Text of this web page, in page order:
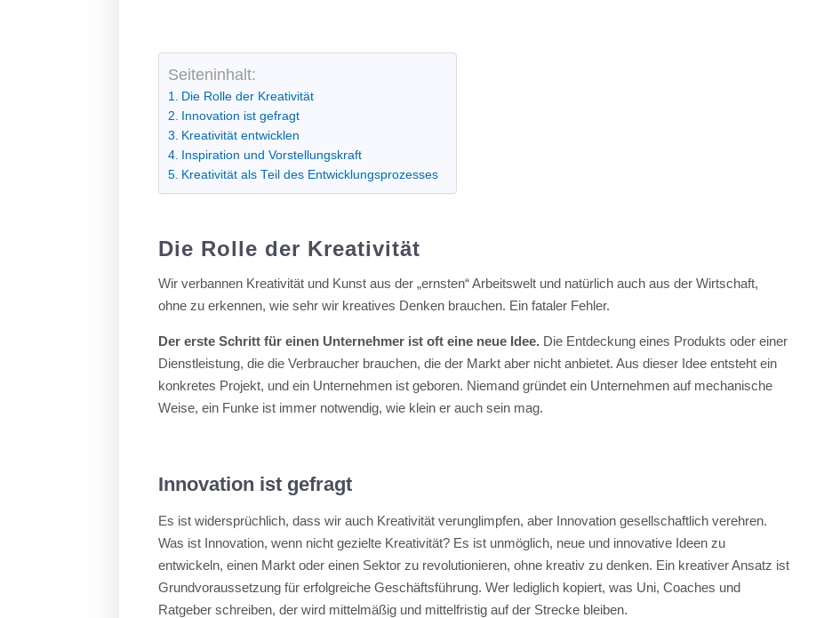
Seiteninhalt:
Die Rolle der Kreativität
Innovation ist gefragt
Kreativität entwicklen
Inspiration und Vorstellungskraft
Kreativität als Teil des Entwicklungsprozesses
Die Rolle der Kreativität
Wir verbannen Kreativität und Kunst aus der „ernsten“ Arbeitswelt und natürlich auch aus der Wirtschaft,
ohne zu erkennen, wie sehr wir kreatives Denken brauchen. Ein fataler Fehler.
Der erste Schritt für einen Unternehmer ist oft eine neue Idee. Die Entdeckung eines Produkts oder einer
Dienstleistung, die die Verbraucher brauchen, die der Markt aber nicht anbietet. Aus dieser Idee entsteht ein
konkretes Projekt, und ein Unternehmen ist geboren. Niemand gründet ein Unternehmen auf mechanische
Weise, ein Funke ist immer notwendig, wie klein er auch sein mag.
Innovation ist gefragt
Es ist widersprüchlich, dass wir auch Kreativität verunglimpfen, aber Innovation gesellschaftlich verehren.
Was ist Innovation, wenn nicht gezielte Kreativität? Es ist unmöglich, neue und innovative Ideen zu
entwickeln, einen Markt oder einen Sektor zu revolutionieren, ohne kreativ zu denken. Ein kreativer Ansatz ist
Grundvoraussetzung für erfolgreiche Geschäftsführung. Wer lediglich kopiert, was Uni, Coaches und
Ratgeber schreiben, der wird mittelmäßig und mittelfristig auf der Strecke bleiben.